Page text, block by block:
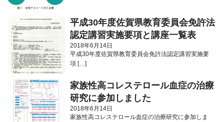
平成30年度佐賀県教育委員会免許法
認定講習実施要項と講座一覧表
2018年6月14日
平成30年度佐賀県教育委員会免許法認定講習実施要
項 […]
家族性高コレステロール血症の治療
研究に参加しました
2018年6月14日
家族性高コレステロール血症の治療研究に参加しま